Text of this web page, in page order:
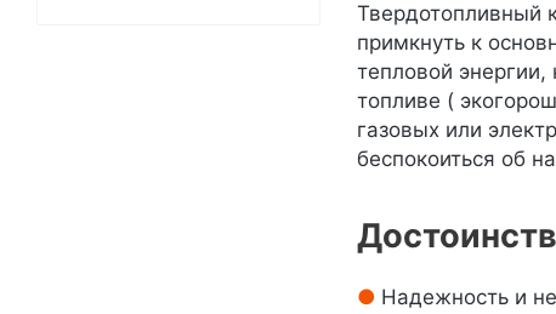
Твердотопливный
примкнуть к
тепловой
топливе (
газовых или
беспокоиться об
Надежность и